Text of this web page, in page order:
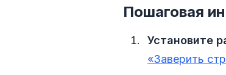
Пошаговая
Установите
«Заверить